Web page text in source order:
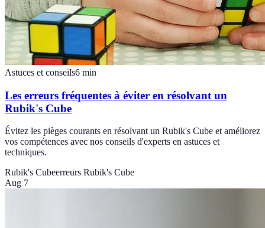
Astuces et conseils6 min
Les erreurs fréquentes à éviter en résolvant un
Rubik's Cube
Évitez les pièges courants en résolvant un Rubik's Cube et améliorez
vos compétences avec nos conseils d'experts en astuces et
techniques.
Rubik's Cubeerreurs Rubik's Cube
Aug 7